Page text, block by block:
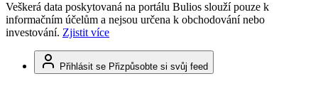
Veškerá data poskytovaná na portálu Bulios slouží pouze k
informačním účelům a nejsou určena k obchodování nebo
investování. Zjistit více
Přihlásit se Přizpůsobte si svůj feed